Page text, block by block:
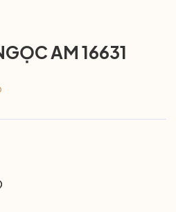
AM 16631